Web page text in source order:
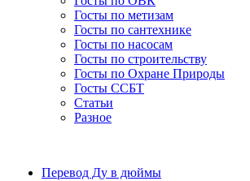
Госты по метизам
Госты по сантехнике
Госты по насосам
Госты по строительству
Госты по Охране Природы
Госты ССБТ
Статьи
Разное
Перевод Ду в дюймы